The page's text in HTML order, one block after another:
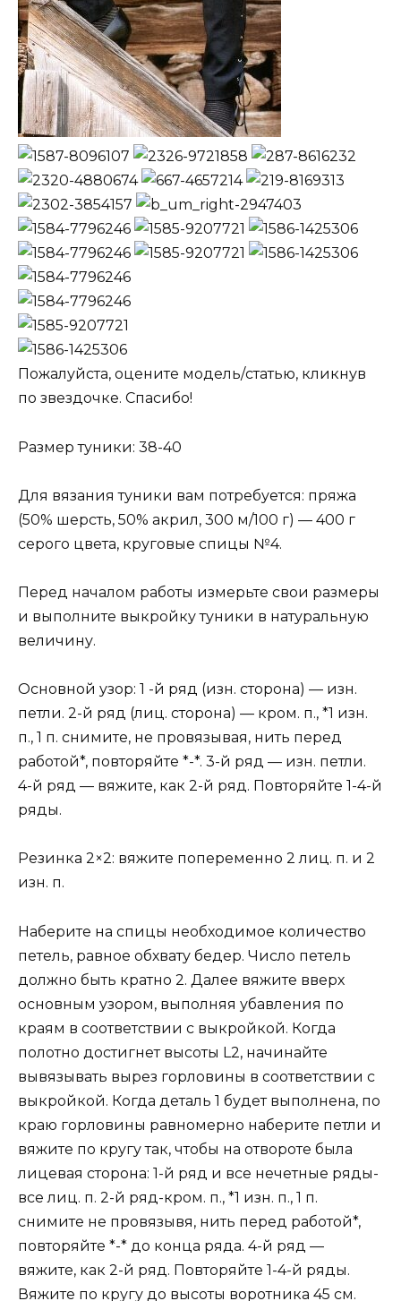
Пожалуйста, оцените модель/статью, кликнув
по звездочке. Спасибо!
Размер туники: 38-40
Для вязания туники вам потребуется: пряжа
(50% шерсть, 50% акрил, 300 м/100 г) — 400 г
серого цвета, круговые спицы №4.
Перед началом работы измерьте свои размеры
и выполните выкройку туники в натуральную
величину.
Основной узор: 1 -й ряд (изн. сторона) — изн.
петли. 2-й ряд (лиц. сторона) — кром. п., *1 изн.
п., 1 п. снимите, не провязывая, нить перед
работой*, повторяйте *-*. 3-й ряд — изн. петли.
4-й ряд — вяжите, как 2-й ряд. Повторяйте 1-4-й
ряды.
Резинка 2×2: вяжите попеременно 2 лиц. п. и 2
изн. п.
Наберите на спицы необходимое количество
петель, равное обхвату бедер. Число петель
должно быть кратно 2. Далее вяжите вверх
основным узором, выполняя убавления по
краям в соответствии с выкройкой. Когда
полотно достигнет высоты L2, начинайте
вывязывать вырез горловины в соответствии с
выкройкой. Когда деталь 1 будет выполнена, по
краю горловины равномерно наберите петли и
вяжите по кругу так, чтобы на отвороте была
лицевая сторона: 1-й ряд и все нечетные ряды-
все лиц. п. 2-й ряд-кром. п., *1 изн. п., 1 п.
снимите не провязывя, нить перед работой*,
повторяйте *-* до конца ряда. 4-й ряд —
вяжите, как 2-й ряд. Повторяйте 1-4-й ряды.
Вяжите по кругу до высоты воротника 45 см.